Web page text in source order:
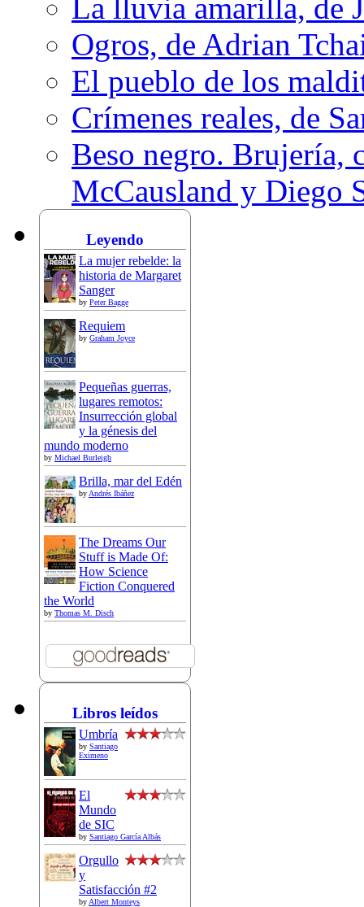
La lluvia amarilla, de
Ogros, de Adrian
El pueblo de los
Crímenes reales, de
Beso negro. Brujería,
McCausland y Diego
Leyendo
La mujer rebelde: la
historia de Margaret
Sanger
by Peter Bagge
Requiem
by Graham Joyce
Pequeñas guerras,
lugares remotos:
Insurrección global
y la génesis del
mundo moderno
by Michael Burleigh
Brilla, mar del Edén
by Andrés Ibáñez
The Dreams Our
Stuff is Made Of:
How Science
Fiction Conquered
the World
by Thomas M. Disch
Libros leídos
Umbría
by Santiago
Eximeno
El
Mundo
de SIC
by Santiago García Albás
Orgullo
y
Satisfacción #2
by Albert Monteys